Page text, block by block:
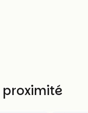
proximité